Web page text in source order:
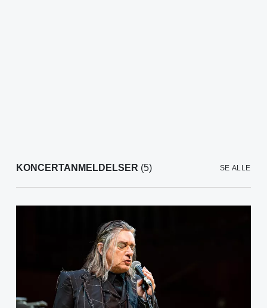
KONCERTANMELDELSER (5) SE ALLE